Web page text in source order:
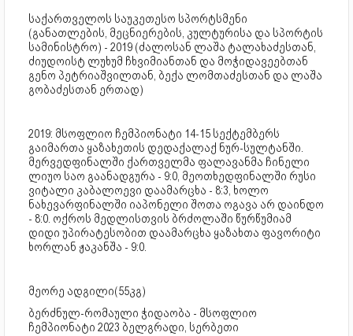
საქართველოს საუკეთესო სპორტსმენი
(განათლების, მეცნიერების, კულტურისა და სპორტის
სამინისტრო) - 2019 (ძალოსან ლაშა ტალახაძესთან,
ძიუდოისტ ლუხუმ ჩხვიმიანთან და მოჭიდავეებთან
გენო პეტრიაშვილთან, ბექა ლომთაძესთან და ლაშა
გობაძესთან ერთად)
2019: მსოფლიო ჩემპიონატი 14-15 სექტემბერს
გაიმართა ყაზახეთის დედაქალაქ ნურ-სულტანში.
მერვედფინალში ქართველმა ფალავანმა ჩინელი
ლიუო საო გაანადგურა - 9:0, მეოთხედფინალში რუსი
ვიტალი კაბალოევი დაამარცხა - 8:3, ხოლო
ნახევარფინალში იაპონელი შოთა ოგავა არ დაინდო
- 8:0. ოქროს მედლისთვის ბრძოლაში წურწუმიამ
დიდი უპირატესობით დაამარცხა ყაზახთა ფავორიტი
ხორლან ჟაკანშა - 9:0.
მეორე ადგილი(55კგ)
ბერძნულ-რომაული ჭიდაობა - მსოფლიო
ჩემპიონატი 2023 ბელგრადი, სერბეთი